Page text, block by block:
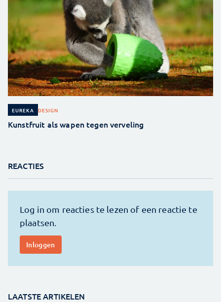
EUREKA DESIGN
Kunstfruit als wapen tegen verveling
REACTIES
LAATSTE ARTIKELEN